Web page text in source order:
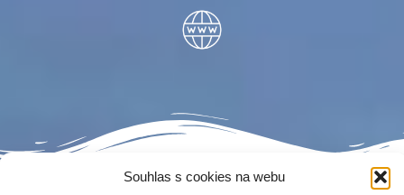
Souhlas s cookies na webu
F G